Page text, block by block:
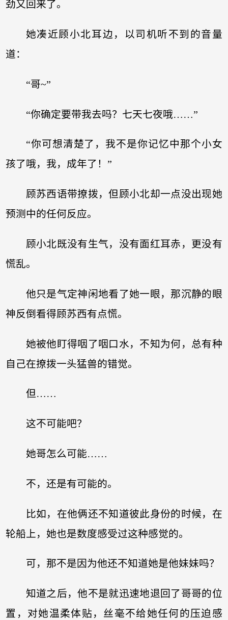
劲又回来了。
她凑近顾小北耳边，以司机听不到的音量
道：
“哥~”
“你确定要带我去吗？七天七夜哦……”
“你可想清楚了，我不是你记忆中那个小女
孩了哦，我，成年了！”
顾苏西语带撩拨，但顾小北却一点没出现她
预测中的任何反应。
顾小北既没有生气，没有面红耳赤，更没有
慌乱。
他只是气定神闲地看了她一眼，那沉静的眼
神反倒看得顾苏西有点慌。
她被他盯得咽了咽口水，不知为何，总有种
自己在撩拨一头猛兽的错觉。
但……
这不可能吧？
她哥怎么可能……
不，还是有可能的。
比如，在他俩还不知道彼此身份的时候，在
轮船上，她也是数度感受过这种感觉的。
可，那不是因为他还不知道她是他妹妹吗？
知道之后，他不是就迅速地退回了哥哥的位
置，对她温柔体贴，丝毫不给她任何的压迫感